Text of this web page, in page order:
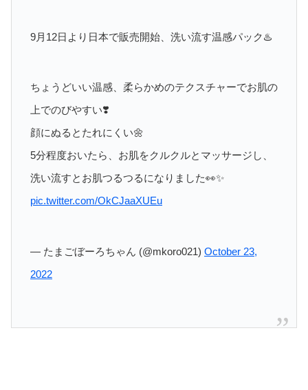
9月12日より日本で販売開始、洗い流す温感パック♨️
ちょうどいい温感、柔らかめのテクスチャーでお肌の
上でのびやすい❣️
顔にぬるとたれにくい🌼
5分程度おいたら、お肌をクルクルとマッサージし、
洗い流すとお肌つるつるになりました👀✨
pic.twitter.com/OkCJaaXUEu
— たまごぼーろちゃん (@mkoro021) October 23,
2022